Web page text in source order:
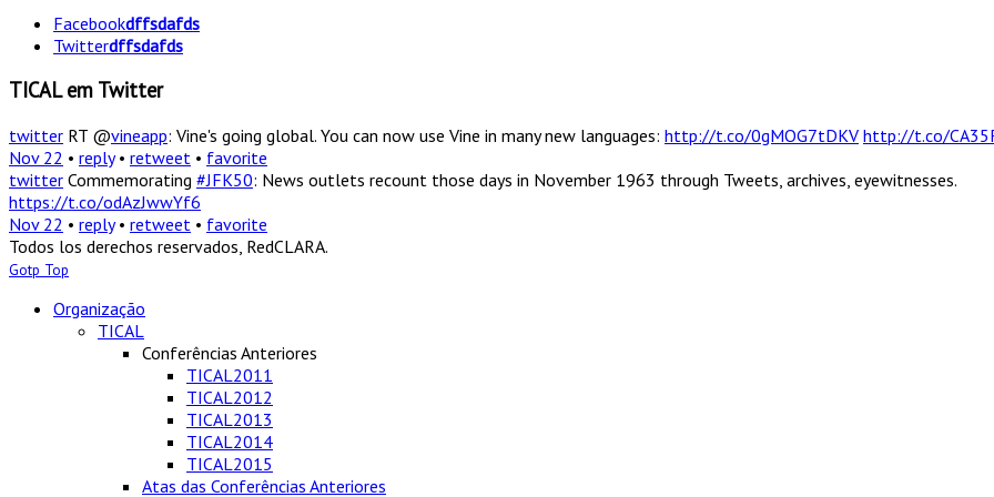
Facebookdffsdafds
Twitterdffsdafds
TICAL em Twitter
twitter RT @vineapp: Vine's going global. You can now use Vine in many new languages: http://t.co/0gMOG7tDKV http://t.co/
Nov 22 • reply• retweet • favorite
twitter Commemorating #JFK50: News outlets recount those days in November 1963 through Tweets, archives, eyewitnesses.
https://t.co/odAzJwwYf6
Nov 22 • reply• retweet • favorite
Todos los derechos reservados, RedCLARA.
Gotp Top
Organização
TICAL
Conferências Anteriores
TICAL2011
TICAL2012
TICAL2013
TICAL2014
TICAL2015
Atas das Conferências Anteriores